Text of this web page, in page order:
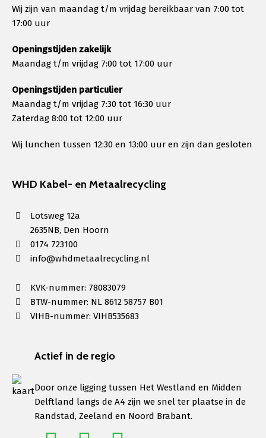
Wij zijn van maandag t/m vrijdag bereikbaar van 7:00 tot
17:00 uur
Openingstijden zakelijk
Maandag t/m vrijdag 7:00 tot 17:00 uur
Openingstijden particulier
Maandag t/m vrijdag 7:30 tot 16:30 uur
Zaterdag 8:00 tot 12:00 uur
Wij lunchen tussen 12:30 en 13:00 uur en zijn dan gesloten
WHD Kabel- en Metaalrecycling
Lotsweg 12a
2635NB, Den Hoorn
0174 723100
info@whdmetaalrecycling.nl
KVK-nummer: 78083079
BTW-nummer: NL 8612 58757 B01
VIHB-nummer: VIHB535683
Actief in de regio
Door onze ligging tussen Het Westland en Midden
Delftland langs de A4 zijn we snel ter plaatse in de
Randstad, Zeeland en Noord Brabant.